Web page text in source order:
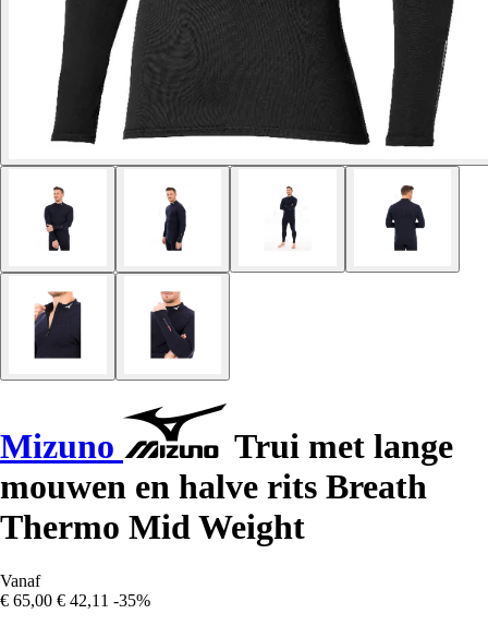
Mizuno
Trui met lange
mouwen en halve rits Breath
Thermo Mid Weight
Vanaf
€ 65,00 € 42,11 -35%